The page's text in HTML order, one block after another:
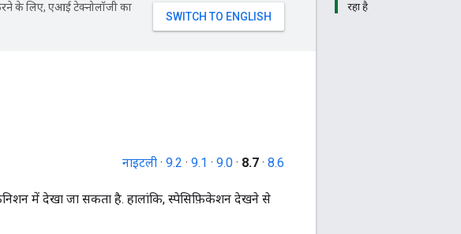
रहा है
के लिए, एआई टेक्नोलॉजी का
नाइटली · 9.2 · 9.1 · 9.0 · 8.7 · 8.6
में देखा जा सकता है. हालांकि, स्पेसिफ़िकेशन देखने से